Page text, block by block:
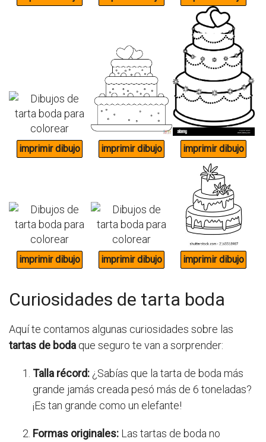
Curiosidades de tarta boda
Aquí te contamos algunas curiosidades sobre las
tartas de boda que seguro te van a sorprender:
Talla récord: ¿Sabías que la tarta de boda más
grande jamás creada pesó más de 6 toneladas?
¡Es tan grande como un elefante!
Formas originales: Las tartas de boda no